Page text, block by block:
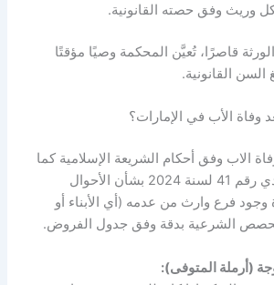
وريث وفق حصته القانونية.
قاصرًا، تُعيَّن المحكمة وصيًا مؤقتًا
القانونية.
وفاة الأب في الإمارات؟
الاب وفق أحكام الشريعة الإسلامية كما
نظّمها القانون الاتحادي رقم 41 لسنة 2024 بشأن الأحوال
فرع وارث من عدمه (أي الأبناء أو
الشرعية بدقة وفق جدول الفروض.
(أرملة المتوفى):